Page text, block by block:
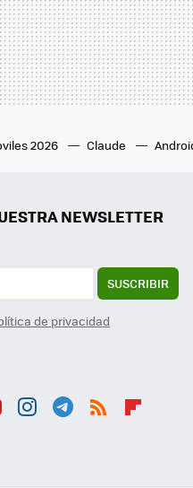
2026 Claude
NEWSLETTER
SUSCRIBIR
de privacidad